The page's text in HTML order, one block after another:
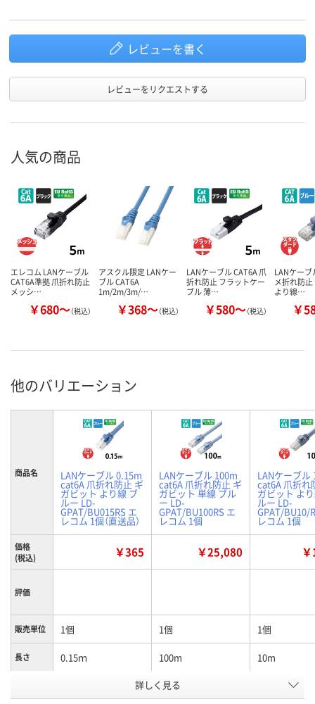
レビューを書く
レビューをリクエストする
人気の商品
エレコム LANケーブル
CAT6A準拠 爪折れ防止
メッシ…
￥680～（税込）
アスクル限定 LANケー
ブル CAT6A
1m/2m/3m/…
￥368～（税込）
LANケーブル CAT6A 爪
折れ防止 フラットケー
ブル 薄…
￥580～（税込）
LANケーブ
メ折れ防
より線…
￥
他のバリエーション
商品名 LANケーブル 0.15m
cat6A 爪折れ防止 ギ
ガビット より線 ブ
ルー LD-
GPAT/BU015RS エ
レコム 1個（直送品）
LANケーブル 100m
cat6A 爪折れ防止 ギ
ガビット 単線 ブル
ー LD-
GPAT/BU100RS エ
レコム 1個
LANケーブル
cat6A 爪折れ
ガビット よ
ルー LD-
GPAT/BU10/
レコム 1個
価格
(税込)
￥365 ￥25,080
評価
販売単位 1個 1個 1個
長さ 0.15ｍ 100m 10m
ブルー
詳しく見る